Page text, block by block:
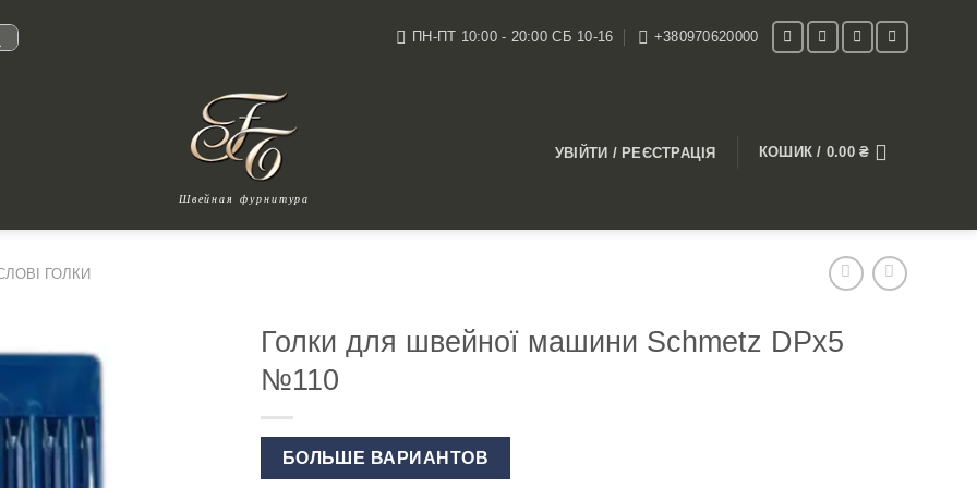
ПН-ПТ 10:00 - 20:00 СБ 10-16 +380970620000
Швейная фурнитура
УВІЙТИ / РЕЄСТРАЦІЯ КОШИК / 0.00₴
ГОЛКИ
Голки для швейної машини Schmetz DPx5
№110
БОЛЬШЕ ВАРИАНТОВ